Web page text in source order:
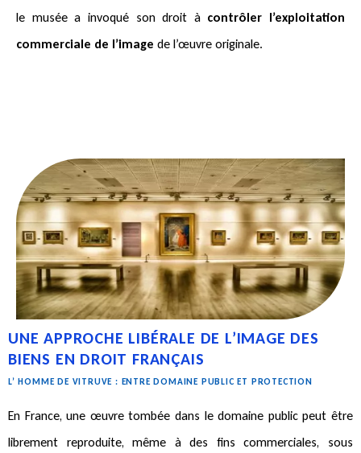
le musée a invoqué son droit à contrôler l’exploitation
commerciale de l’image de l’œuvre originale.
UNE APPROCHE LIBÉRALE DE L’IMAGE DES
BIENS EN DROIT FRANÇAIS
L’ HOMME DE VITRUVE : ENTRE DOMAINE PUBLIC ET PROTECTION
En France, une œuvre tombée dans le domaine public peut être
librement reproduite, même à des fins commerciales, sous